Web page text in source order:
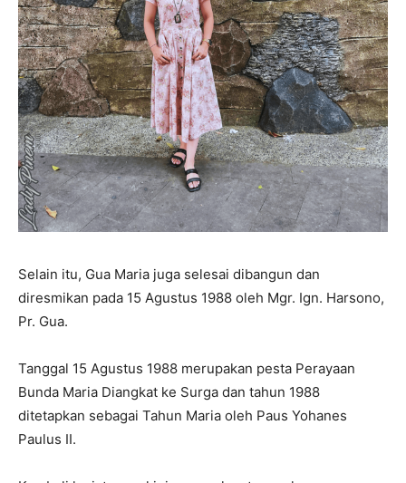
Selain itu, Gua Maria juga selesai dibangun dan
diresmikan pada 15 Agustus 1988 oleh Mgr. Ign. Harsono,
Pr. Gua.
Tanggal 15 Agustus 1988 merupakan pesta Perayaan
Bunda Maria Diangkat ke Surga dan tahun 1988
ditetapkan sebagai Tahun Maria oleh Paus Yohanes
Paulus II.